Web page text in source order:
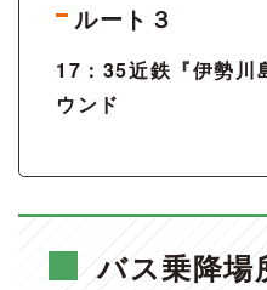
ルート３
17：35近鉄『伊勢
ウンド
バス乗降場